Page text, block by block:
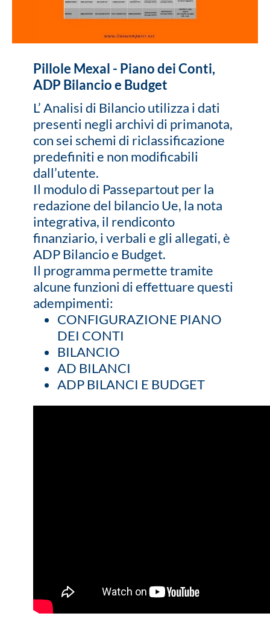
Pillole Mexal - Piano dei Conti,
ADP Bilancio e Budget
L’ Analisi di Bilancio utilizza i dati
presenti negli archivi di primanota,
con sei schemi di riclassificazione
predefiniti e non modificabili
dall’utente.
Il modulo di Passepartout per la
redazione del bilancio Ue, la nota
integrativa, il rendiconto
finanziario, i verbali e gli allegati, è
ADP Bilancio e Budget.
Il programma permette tramite
alcune funzioni di effettuare questi
adempimenti:
CONFIGURAZIONE PIANO
DEI CONTI
BILANCIO
AD BILANCI
ADP BILANCI E BUDGET